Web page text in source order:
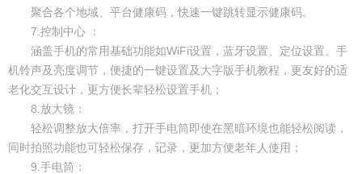
聚合各个地域、平台健康码，快速一键跳转显示健康码。
7.控制中心 ：
涵盖手机的常用基础功能如WiFi设置，蓝牙设置、定位设置、手
机铃声及亮度调节，便捷的一键设置及大字版手机教程，更友好的适
老化交互设计，更方便长辈轻松设置手机；
8.放大镜：
轻松调整放大倍率，打开手电筒即使在黑暗环境也能轻松阅读，
同时拍照功能也可轻松保存，记录，更加方便老年人使用；
9.手电筒：